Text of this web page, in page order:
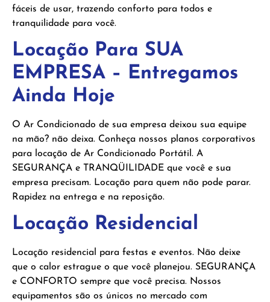
fáceis de usar, trazendo conforto para todos e
tranquilidade para você.
Locação Para SUA
EMPRESA – Entregamos
Ainda Hoje
O Ar Condicionado de sua empresa deixou sua equipe
na mão? não deixa. Conheça nossos planos corporativos
para locação de Ar Condicionado Portátil. A
SEGURANÇA e TRANQÜILIDADE que você e sua
empresa precisam. Locação para quem não pode parar.
Rapidez na entrega e na reposição.
Locação Residencial
Locação residencial para festas e eventos. Não deixe
que o calor estrague o que você planejou. SEGURANÇA
e CONFORTO sempre que você precisa. Nossos
equipamentos são os únicos no mercado com